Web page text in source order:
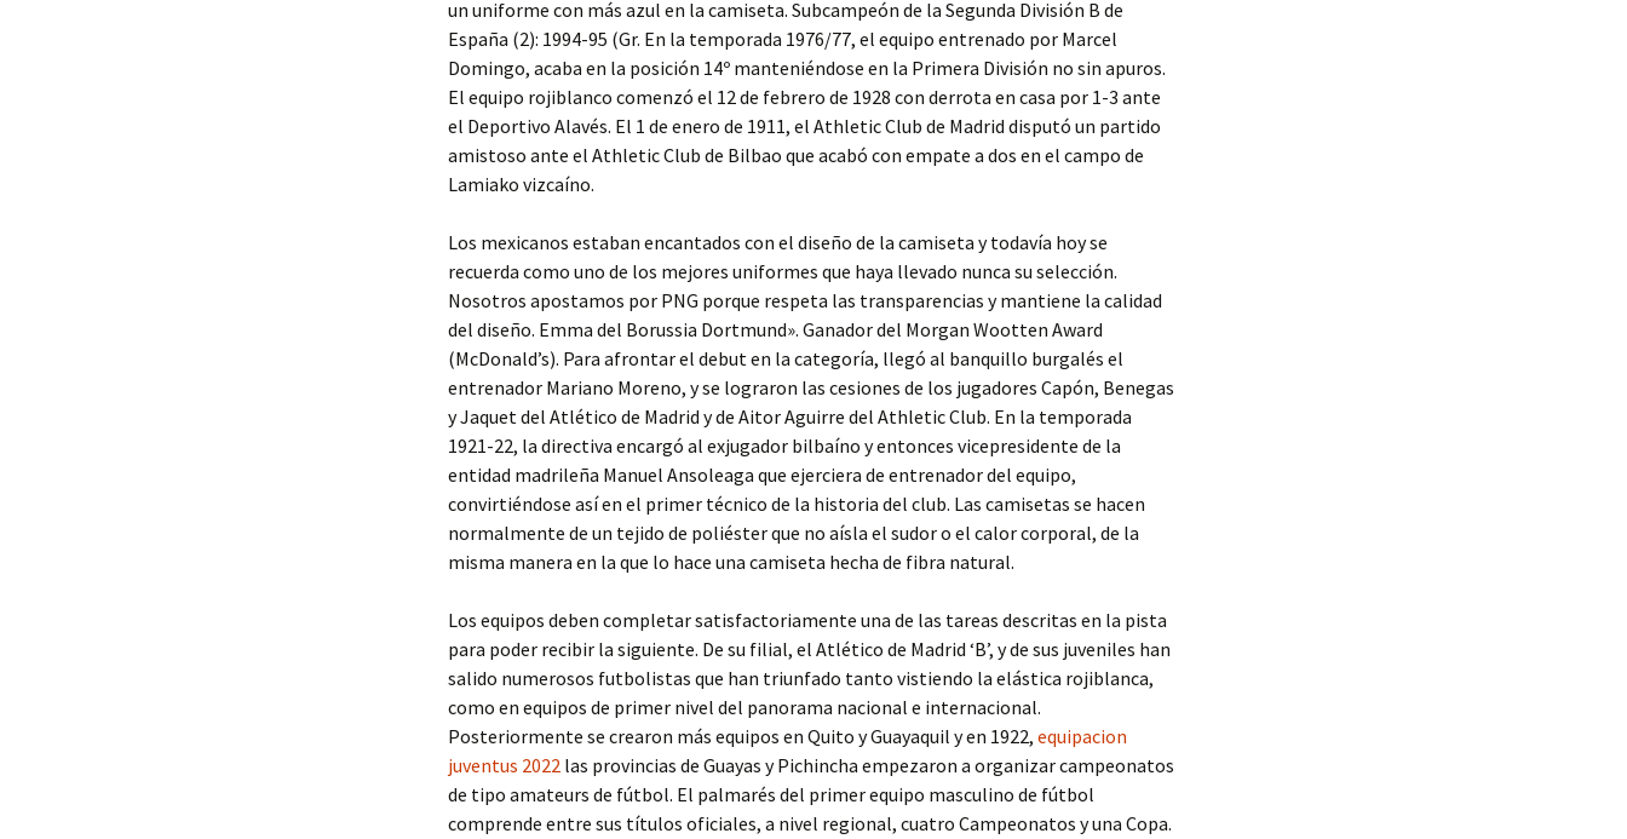
un uniforme con más azul en la camiseta. Subcampeón de la Segunda División B de
España (2): 1994-95 (Gr. En la temporada 1976/77, el equipo entrenado por Marcel
Domingo, acaba en la posición 14º manteniéndose en la Primera División no sin apuros.
El equipo rojiblanco comenzó el 12 de febrero de 1928 con derrota en casa por 1-3 ante
el Deportivo Alavés. El 1 de enero de 1911, el Athletic Club de Madrid disputó un partido
amistoso ante el Athletic Club de Bilbao que acabó con empate a dos en el campo de
Lamiako vizcaíno.
Los mexicanos estaban encantados con el diseño de la camiseta y todavía hoy se
recuerda como uno de los mejores uniformes que haya llevado nunca su selección.
Nosotros apostamos por PNG porque respeta las transparencias y mantiene la calidad
del diseño. Emma del Borussia Dortmund». Ganador del Morgan Wootten Award
(McDonald’s). Para afrontar el debut en la categoría, llegó al banquillo burgalés el
entrenador Mariano Moreno, y se lograron las cesiones de los jugadores Capón, Benegas
y Jaquet del Atlético de Madrid y de Aitor Aguirre del Athletic Club. En la temporada
1921-22, la directiva encargó al exjugador bilbaíno y entonces vicepresidente de la
entidad madrileña Manuel Ansoleaga que ejerciera de entrenador del equipo,
convirtiéndose así en el primer técnico de la historia del club. Las camisetas se hacen
normalmente de un tejido de poliéster que no aísla el sudor o el calor corporal, de la
misma manera en la que lo hace una camiseta hecha de fibra natural.
Los equipos deben completar satisfactoriamente una de las tareas descritas en la pista
para poder recibir la siguiente. De su filial, el Atlético de Madrid ‘B’, y de sus juveniles han
salido numerosos futbolistas que han triunfado tanto vistiendo la elástica rojiblanca,
como en equipos de primer nivel del panorama nacional e internacional.
Posteriormente se crearon más equipos en Quito y Guayaquil y en 1922, equipacion
juventus 2022 las provincias de Guayas y Pichincha empezaron a organizar campeonatos
de tipo amateurs de fútbol. El palmarés del primer equipo masculino de fútbol
comprende entre sus títulos oficiales, a nivel regional, cuatro Campeonatos y una Copa.